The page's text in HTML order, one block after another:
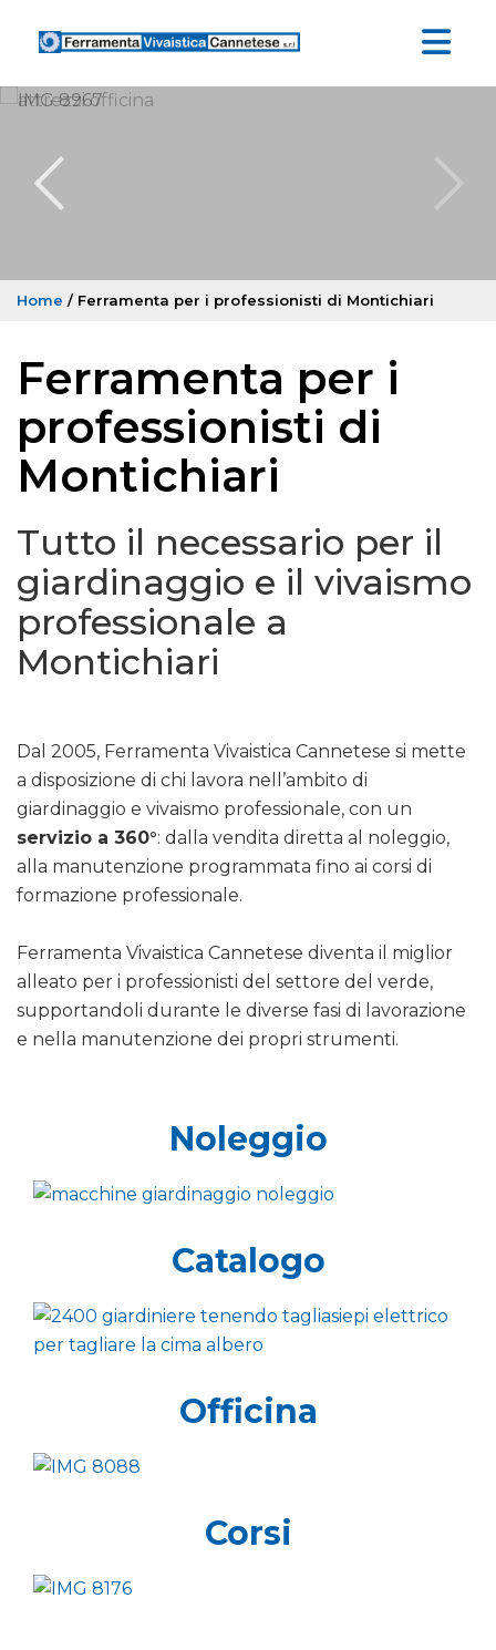
Home / Ferramenta per i professionisti di Montichiari
Ferramenta per i
professionisti di
Montichiari
Tutto il necessario per il
giardinaggio e il vivaismo
professionale a
Montichiari
Dal 2005, Ferramenta Vivaistica Cannetese si mette
a disposizione di chi lavora nell’ambito di
giardinaggio e vivaismo professionale, con un
servizio a 360°: dalla vendita diretta al noleggio,
alla manutenzione programmata fino ai corsi di
formazione professionale.
Ferramenta Vivaistica Cannetese diventa il miglior
alleato per i professionisti del settore del verde,
supportandoli durante le diverse fasi di lavorazione
e nella manutenzione dei propri strumenti.
Noleggio
Catalogo
Officina
Corsi